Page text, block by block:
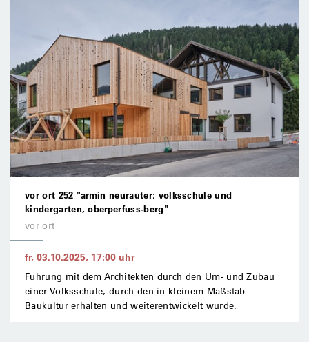
vor ort 252 "armin neurauter: volksschule und
kindergarten, oberperfuss-berg"
vor ort
fr, 03.10.2025, 17:00 uhr
Führung mit dem Architekten durch den Um- und Zubau
einer Volksschule, durch den in kleinem Maßstab
Baukultur erhalten und weiterentwickelt wurde.